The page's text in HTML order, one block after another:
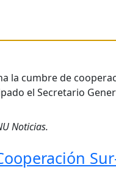
Noticias.